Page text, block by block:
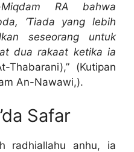
RA bahwa
‘Tiada yang lebih
seseorang untuk
dua rakaat ketika ia
Thabarani),” (Kutipan
An-Nawawi,).
Safar
radhiallahu anhu, ia